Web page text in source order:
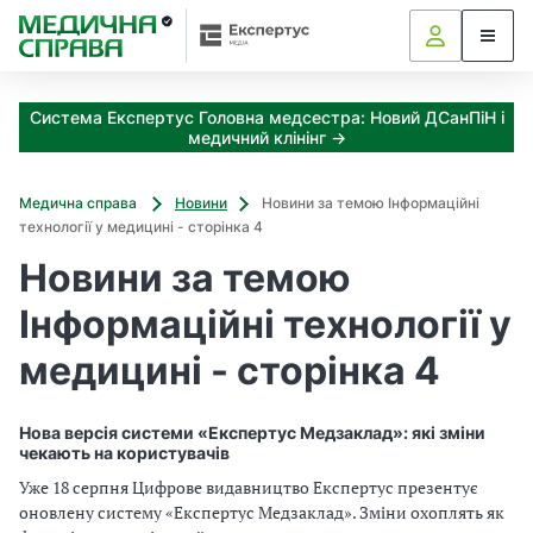
Система Експертус Головна медсестра: Новий ДСанПіН і
медичний клінінг →
Медична справа Новини
Новини за темою Інформаційні
технології у медицині - сторінка 4
Новини за темою
Інформаційні технології у
медицині - сторінка 4
Нова версія системи «Експертус Медзаклад»: які зміни
чекають на користувачів
Уже 18 серпня Цифрове видавництво Експертус презентує
оновлену систему «Експертус Медзаклад». Зміни охоплять як
З
а
к
з
о
и
м
н
о
т
и
м